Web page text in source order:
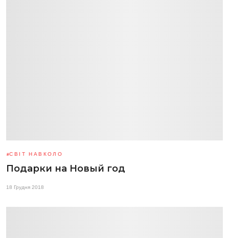
СВІТ НАВКОЛО
Подарки на Новый год
18 Грудня 2018